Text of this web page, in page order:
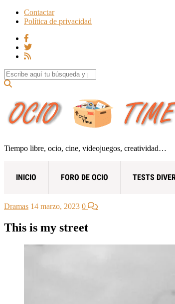
Contactar
Política de privacidad
Search for:
Tiempo libre, ocio, cine, videojuegos, creatividad…
INICIO FORO DE OCIO TESTS
Dramas 14 marzo, 2023 0
This is my street